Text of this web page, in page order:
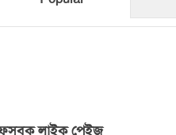
লাইক পেইজ